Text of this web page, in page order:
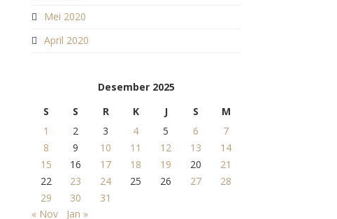
Mei 2020
April 2020
Desember 2025
S
S R K J S
M
1
2 3 4 5 6
7
8
9 10 11 12 13
14
15
16 17 18 19 20
21
22
23 24 25 26 27
28
29
30
31
« Nov
Jan »